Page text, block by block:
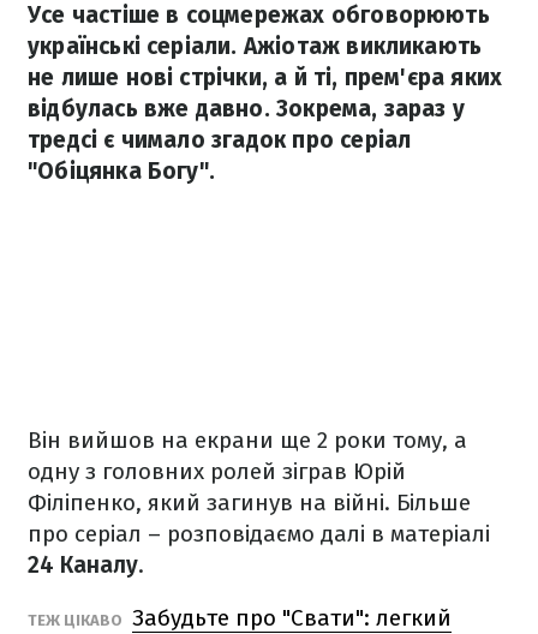
Усе частіше в соцмережах обговорюють
українські серіали. Ажіотаж викликають
не лише нові стрічки, а й ті, прем'єра яких
відбулась вже давно. Зокрема, зараз у
тредсі є чимало згадок про серіал
"Обіцянка Богу".
Він вийшов на екрани ще 2 роки тому, а
одну з головних ролей зіграв Юрій
Філіпенко, який загинув на війні. Більше
про серіал – розповідаємо далі в матеріалі
24 Каналу.
ТЕЖ ЦІКАВО Забудьте про "Свати": легкий